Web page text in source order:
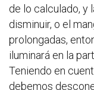
de lo calculado, y
disminuir, o el
prolongadas,
iluminará en la
Teniendo en
debemos